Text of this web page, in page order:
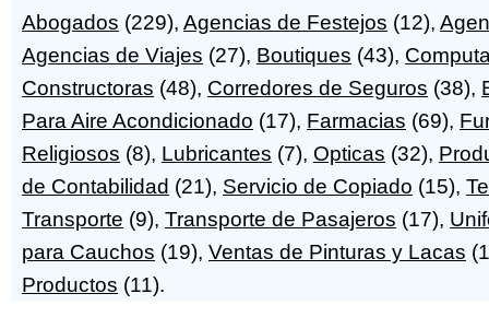
Abogados (229), Agencias de Festejos (12),
Agencias de Viajes (27), Boutiques (43),
Constructoras (48), Corredores de Seguros (38),
Para Aire Acondicionado (17), Farmacias (69),
Religiosos (8), Lubricantes (7), Opticas (32),
de Contabilidad (21), Servicio de Copiado (15),
Transporte (9), Transporte de Pasajeros (17),
para Cauchos (19), Ventas de Pinturas y Lacas
Productos (11).